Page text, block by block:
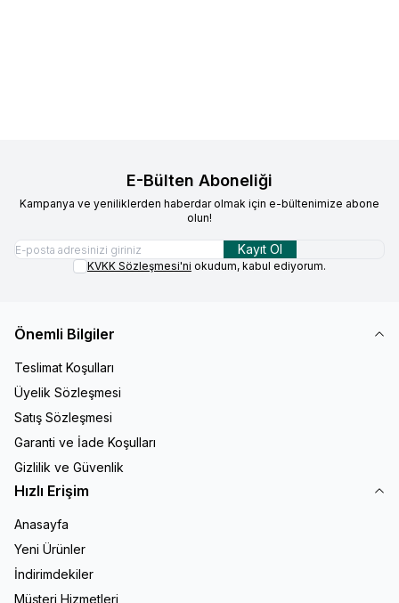
E-Bülten Aboneliği
Kampanya ve yeniliklerden haberdar olmak için e-bültenimize abone
olun!
Kayıt Ol
KVKK Sözleşmesi'ni okudum, kabul ediyorum.
Önemli Bilgiler
Teslimat Koşulları
Üyelik Sözleşmesi
Satış Sözleşmesi
Garanti ve İade Koşulları
Gizlilik ve Güvenlik
Hızlı Erişim
Anasayfa
Yeni Ürünler
İndirimdekiler
Müşteri Hizmetleri